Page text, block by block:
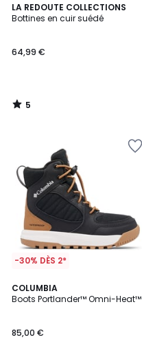
LA REDOUTE COLLECTIONS
Bottines en cuir suédé
64,99 €
5
/
5
/
-30% DÈS 2*
COLUMBIA
Boots Portlander™ Omni-Heat™
85,00 €